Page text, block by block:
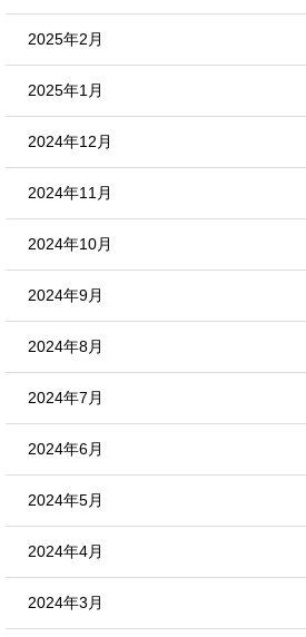
2025年2月
2025年1月
2024年12月
2024年11月
2024年10月
2024年9月
2024年8月
2024年7月
2024年6月
2024年5月
2024年4月
2024年3月